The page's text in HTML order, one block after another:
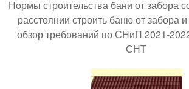
Нормы строительства бани от забора
расстоянии строить баню от забора
обзор требований по СНиП 2021-
СНТ